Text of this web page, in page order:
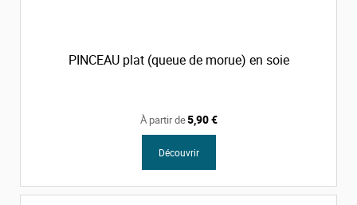
PINCEAU plat (queue de morue) en soie
À partir de5,90 €
Découvrir